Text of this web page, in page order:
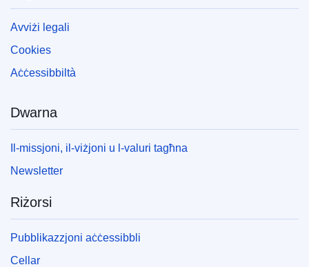
Avviżi legali
Cookies
Aċċessibbiltà
Dwarna
Il-missjoni, il-viżjoni u l-valuri tagħna
Newsletter
Riżorsi
Pubblikazzjoni aċċessibbli
Cellar